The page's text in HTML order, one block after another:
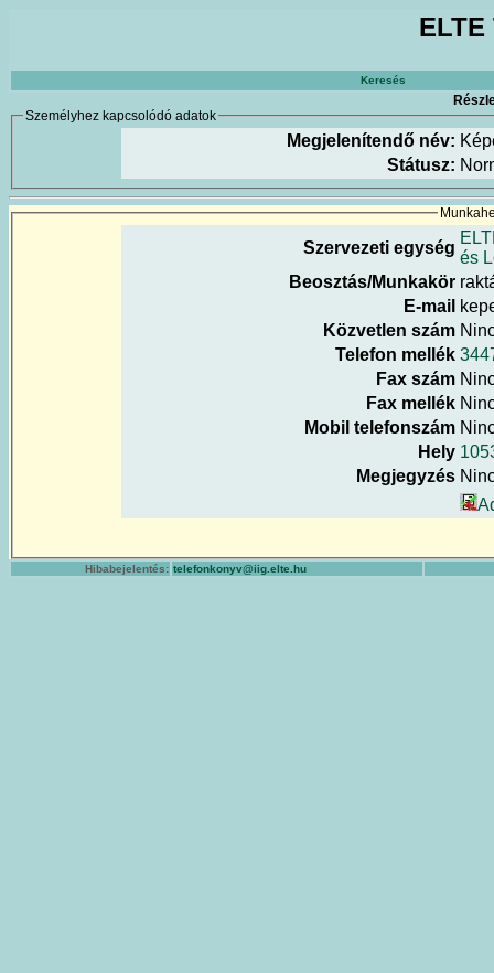
Keresés
Személyhez kapcsolódó adatok
Megjelenítendő név:
Státusz:
Szervezeti egység
és
Beosztás/Munkakör
E-mail
Közvetlen szám
Telefon mellék
Fax szám
Fax mellék
Mobil telefonszám
Hely
Megjegyzés
Hibabejelentés: telefonkonyv@iig.elte.hu